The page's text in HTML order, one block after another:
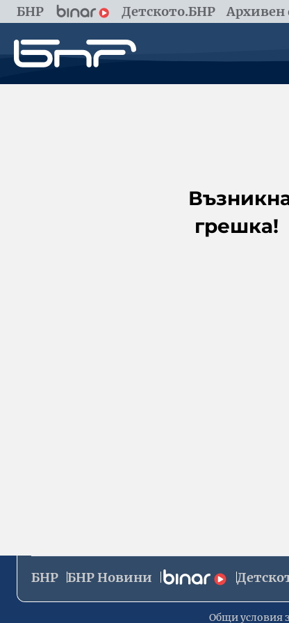
БНР Детското.БНР Архивен
грешка!
БНР БНР Новини
Общи условия